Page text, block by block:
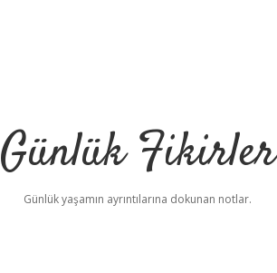
Günlük Fikirler
Günlük yaşamın ayrıntılarına dokunan notlar.